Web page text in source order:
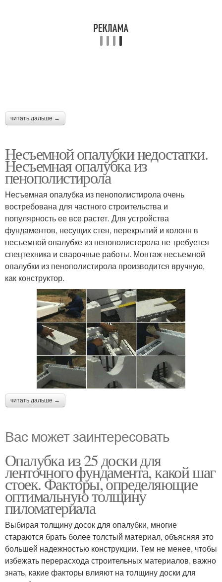
читать дальше →
Несъемной опалубки недостатки.
Несъемная опалубка из
пенополистирола
Несъемная опалубка из пенополистирола очень
востребована для частного строительства и
популярность ее все растет. Для устройства
фундаментов, несущих стен, перекрытий и колонн в
несъемной опалубке из пенополистерола не требуется
спецтехника и сварочные работы. Монтаж несъемной
опалубки из пенополистирола производится вручную,
как конструктор.
читать дальше →
Вас может заинтересовать
Опалубка из 25 доски для
ленточного фундамента, какой шаг
стоек. Факторы, определяющие
оптимальную толщину
пиломатериала
Выбирая толщину досок для опалубки, многие
стараются брать более толстый материал, объясняя это
большей надежностью конструкции. Тем не менее, чтобы
избежать перерасхода строительных материалов, важно
знать, какие факторы влияют на толщину доски для